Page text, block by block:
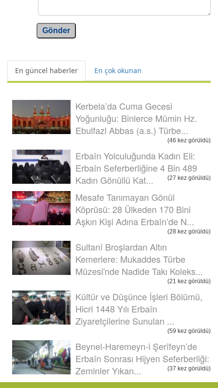
Gönder
En güncel haberler En çok okunan
Kerbela’da Cuma Gecesi
Yoğunluğu: Binlerce Mümin Hz.
Ebulfazl Abbas (a.s.) Türbe...
(46 kez görüldü)
Erbaîn Yolculuğunda Kadın Eli:
Erbaîn Seferberliğine 4 Bin 489
Kadın Gönüllü Kat...
(27 kez görüldü)
Mesafe Tanımayan Gönül
Köprüsü: 28 Ülkeden 170 Bini
Aşkın Kişi Adına Erbaîn’de N...
(28 kez görüldü)
Sultanî Broşlardan Altın
Kemerlere: Mukaddes Türbe
Müzesi'nde Nadide Takı Koleks...
(21 kez görüldü)
Kültür ve Düşünce İşleri Bölümü,
Hicri 1448 Yılı Erbaîn
Ziyaretçilerine Sunulan ...
(59 kez görüldü)
Beynel-Haremeyn-i Şerîfeyn’de
Erbaîn Sonrası Hijyen Seferberliği:
Zeminler Yıkan...
(37 kez görüldü)